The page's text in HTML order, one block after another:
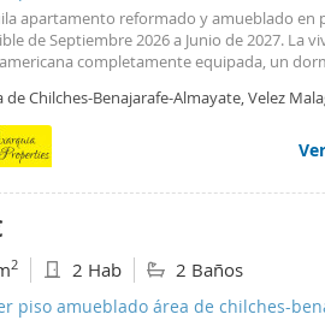
apartamento reformado y amueblado en
de Septiembre 2026 a Junio de 2027. La
completamente equipada, un
y funcionalidad. Ubicado en una zona
de una urbanización privada con
La ubicación es inmejorable:
restaurantes y todos los servicios
minutos de la vibrante Málaga capital, ideal
costero sin renunciar a la vida urbana.
de Calidad, reconocidas por su limpieza,
visita!
de Chilches-Benajarafe-Almayate, Velez
2 2 Hab 2 Baños
piso amueblado área de chilches-